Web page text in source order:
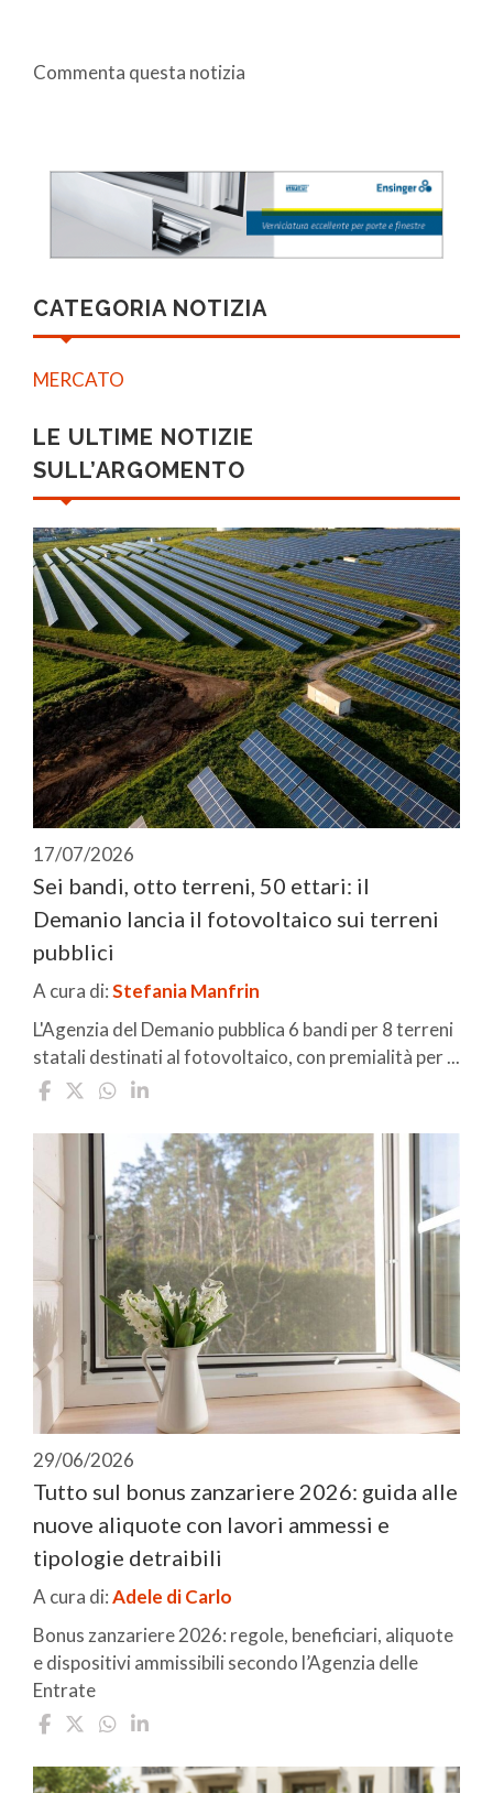
Commenta questa notizia
CATEGORIA NOTIZIA
MERCATO
LE ULTIME NOTIZIE
SULL’ARGOMENTO
17/07/2026
Sei bandi, otto terreni, 50 ettari: il
Demanio lancia il fotovoltaico sui terreni
pubblici
A cura di:Stefania Manfrin
L'Agenzia del Demanio pubblica 6 bandi per 8 terreni
statali destinati al fotovoltaico, con premialità per ...
29/06/2026
Tutto sul bonus zanzariere 2026: guida alle
nuove aliquote con lavori ammessi e
tipologie detraibili
A cura di:Adele di Carlo
Bonus zanzariere 2026: regole, beneficiari, aliquote
e dispositivi ammissibili secondo l’Agenzia delle
Entrate